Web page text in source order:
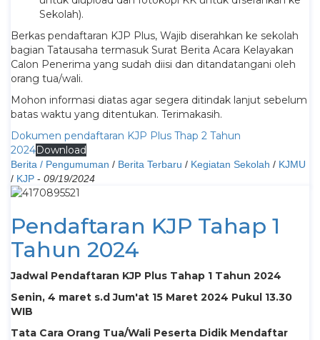
Sekolah).
Berkas pendaftaran KJP Plus, Wajib diserahkan ke sekolah
bagian Tatausaha termasuk Surat Berita Acara Kelayakan
Calon Penerima yang sudah diisi dan ditandatangani oleh
orang tua/wali.
Mohon informasi diatas agar segera ditindak lanjut sebelum
batas waktu yang ditentukan. Terimakasih.
Dokumen pendaftaran KJP Plus Thap 2 Tahun
2024Download
Berita / Pengumuman / Berita Terbaru / Kegiatan Sekolah / KJMU
/ KJP - 09/19/2024
Pendaftaran KJP Tahap 1
Tahun 2024
Jadwal Pendaftaran KJP Plus Tahap 1 Tahun 2024
Senin, 4 maret s.d Jum'at 15 Maret 2024 Pukul 13.30
WIB
Tata Cara Orang Tua/Wali Peserta Didik Mendaftar